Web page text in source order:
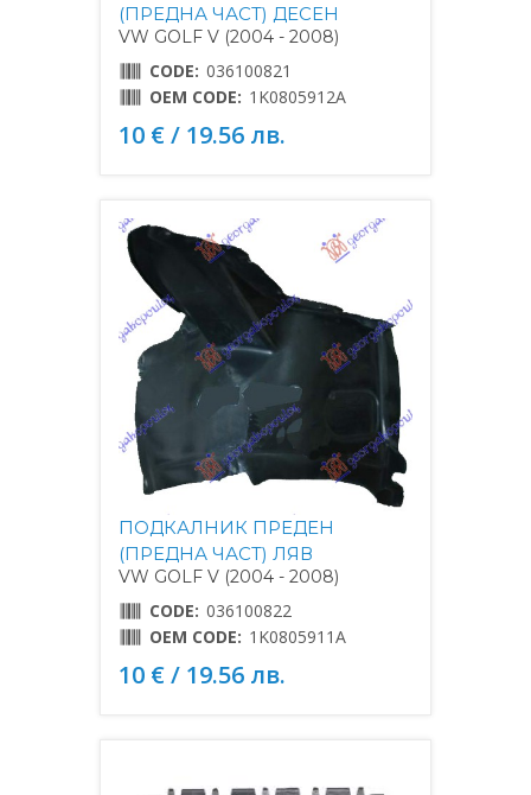
(ПРЕДНА ЧАСТ) ДЕСЕН
VW GOLF V (2004 - 2008)
CODE: 036100821
OEM CODE: 1K0805912A
10 € / 19.56 лв.
ПОДКАЛНИК ПРЕДЕН
(ПРЕДНА ЧАСТ) ЛЯВ
VW GOLF V (2004 - 2008)
CODE: 036100822
OEM CODE: 1K0805911A
10 € / 19.56 лв.